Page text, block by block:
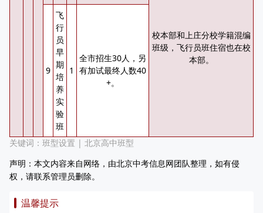
校本部和上庄分校学籍混编
班级，飞行员班住宿也在校
本部。
9
飞
行
员
早
期
培
养
实
验
班
1
全市招生30人，另
有加试最终人数40
+。
关键词： 班型设置 | 北京高中班型
声明：本文内容来自网络，由北京中考信息网团队整理，如有侵
权，请联系管理员删除。
温馨提示